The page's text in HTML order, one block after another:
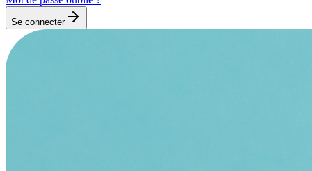
Se connecter